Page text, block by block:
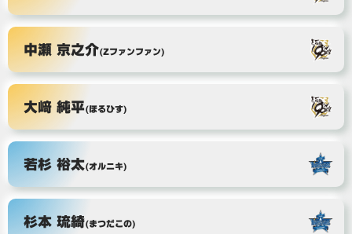
中瀬 京之介(Zファンファン)
大﨑 純平(ほるひす)
若杉 裕太(オルニキ)
杉本 琉綺(まつだこの)